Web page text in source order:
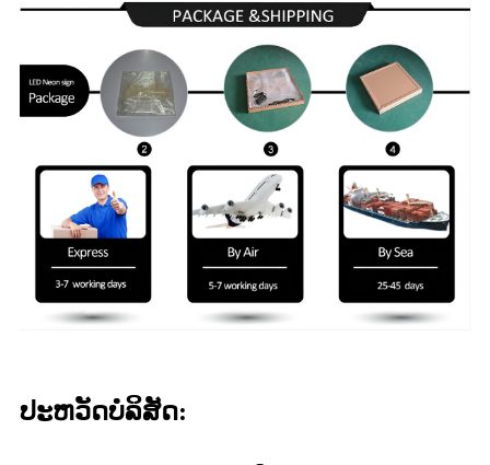
ປະ​ຫວັດ​ບໍ​ລິ​ສັດ: